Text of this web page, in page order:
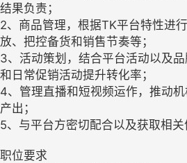
结果负责；
2、商品管理，根据TK平台特性进
放、把控备货和销售节奏等；
3、活动策划，结合平台活动以及
和日常促销活动提升转化率；
4、管理直播和短视频运作，推动
产出；
5、与平台方密切配合以及获取相关
职位要求